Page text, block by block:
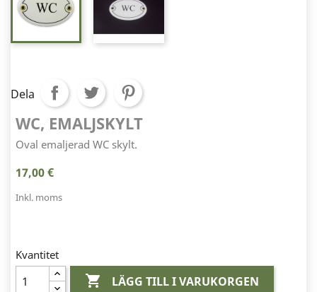
Dela
WC, EMALJSKYLT
Oval emaljerad WC skylt.
17,00 €
Inkl. moms
Kvantitet
 LÄGG TILL I VARUKORGEN